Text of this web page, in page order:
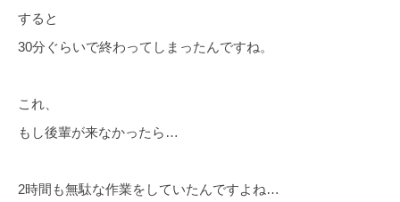
すると
30分ぐらいで終わってしまったんですね。
これ、
もし後輩が来なかったら…
2時間も無駄な作業をしていたんですよね…